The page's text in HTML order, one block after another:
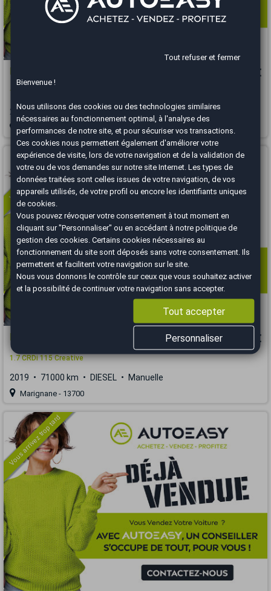
18 545 €
1.6 T-GDI / 230 CH / BUSINESS
2022 111770 km HYBRIDE Automatique
Bourgoin-Jallieu - 38300
Vous arrivez trop tard
Hyundai Tucson 15 490 €
1.7 CRDi 115 Creative
2019 71000 km DIESEL Manuelle
Marignane - 13700
Vous arrivez trop tard
Tout refuser et fermer
Bienvenue !
Nous utilisons des cookies ou des technologies similaires
nécessaires au fonctionnement optimal, à l'analyse des
performances de notre site, et pour sécuriser vos transactions.
Ces cookies nous permettent également d'améliorer votre
expérience de visite, lors de votre navigation et de la validation de
votre ou de vos demandes sur notre site Internet. Les types de
données traitées sont celles issues de votre navigation, de vos
appareils utilisés, de votre profil ou encore les identifiants uniques
de cookies.
Vous pouvez révoquer votre consentement à tout moment en
cliquant sur "Personnaliser" ou en accédant à notrepolitique de
gestion des cookies . Certains cookies nécessaires au
fonctionnement du site sont déposés sans votre consentement. Ils
permettent et facilitent votre navigation sur le site.
Nous vous donnons le contrôle sur ceux que vous souhaitez activer
et la possibilité de continuer votre navigation sans accepter.
Tout accepter
Personnaliser